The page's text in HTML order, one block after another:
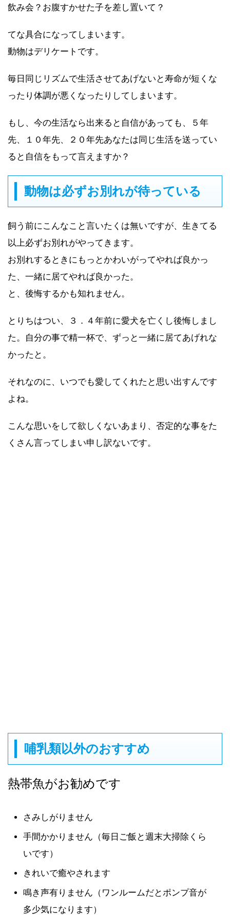
飲み会？お腹すかせた子を差し置いて？
てな具合になってしまいます。
動物はデリケートです。
毎日同じリズムで生活させてあげないと寿命が短くな
ったり体調が悪くなったりしてしまいます。
もし、今の生活なら出来ると自信があっても、５年
先、１０年先、２０年先あなたは同じ生活を送ってい
ると自信をもって言えますか？
動物は必ずお別れが待っている
飼う前にこんなこと言いたくは無いですが、生きてる
以上必ずお別れがやってきます。
お別れするときにもっとかわいがってやれば良かっ
た、一緒に居てやれば良かった。
と、後悔するかも知れません。
とりちはつい、３．４年前に愛犬を亡くし後悔しまし
た。自分の事で精一杯で、ずっと一緒に居てあげれな
かったと。
それなのに、いつでも愛してくれたと思い出すんです
よね。
こんな思いをして欲しくないあまり、否定的な事をた
くさん言ってしまい申し訳ないです。
哺乳類以外のおすすめ
熱帯魚がお勧めです
さみしがりません
手間かかりません（毎日ご飯と週末大掃除くら
いです）
きれいで癒やされます
鳴き声有りません（ワンルームだとポンプ音が
多少気になります）